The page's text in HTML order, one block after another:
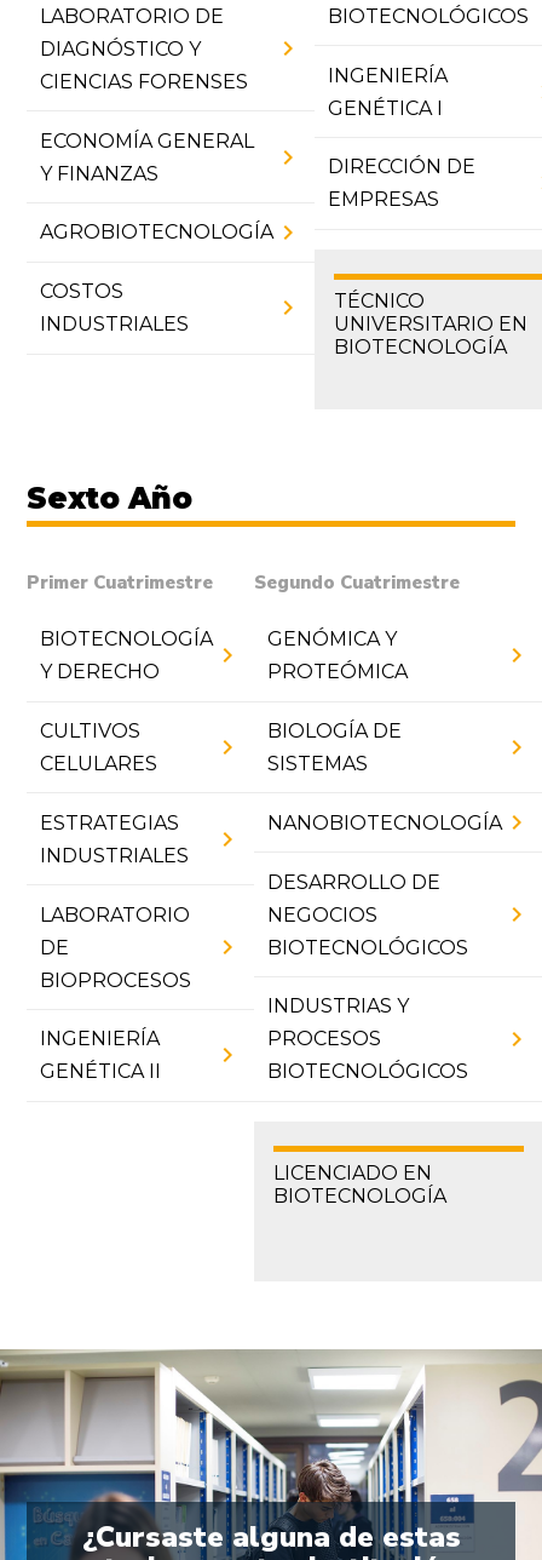
LABORATORIO DE
DIAGNÓSTICO Y
CIENCIAS FORENSES
chevron_right
ECONOMÍA GENERAL
Y FINANZAS
chevron_right
AGROBIOTECNOLOGÍAchevron_right
COSTOS
INDUSTRIALES
chevron_right
BIOTECNOLÓGICOS
INGENIERÍA
GENÉTICA I
DIRECCIÓN DE
EMPRESAS
TÉCNICO
UNIVERSITARIO EN
BIOTECNOLOGÍA
Sexto Año
Primer Cuatrimestre
BIOTECNOLOGÍA
Y DERECHO
chevron_right
CULTIVOS
CELULARES
chevron_right
ESTRATEGIAS
INDUSTRIALES
chevron_right
LABORATORIO
DE
BIOPROCESOS
chevron_right
INGENIERÍA
GENÉTICA II
chevron_right
Segundo Cuatrimestre
GENÓMICA Y
PROTEÓMICA
chevron_right
BIOLOGÍA DE
SISTEMAS
chevron_right
NANOBIOTECNOLOGÍAchevron_right
DESARROLLO DE
NEGOCIOS
BIOTECNOLÓGICOS
chevron_right
INDUSTRIAS Y
PROCESOS
BIOTECNOLÓGICOS
chevron_right
LICENCIADO EN
BIOTECNOLOGÍA
¿Cursaste alguna de estas